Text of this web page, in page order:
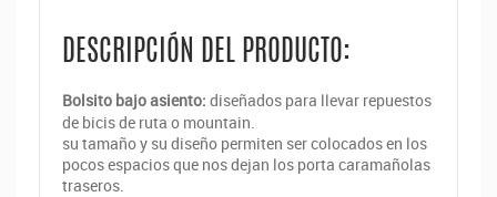
DESCRIPCIÓN DEL PRODUCTO:
Bolsito bajo asiento: diseñados para llevar repuestos
de bicis de ruta o mountain.
su tamaño y su diseño permiten ser colocados en los
pocos espacios que nos dejan los porta caramañolas
traseros.